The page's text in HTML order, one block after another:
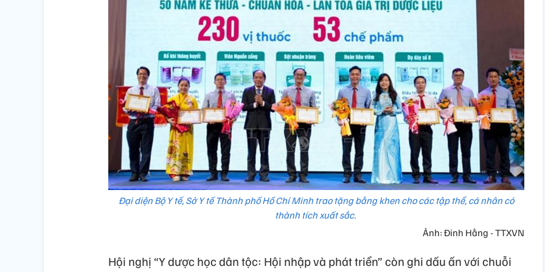
Đại diện Bộ Y tế, Sở Y tế Thành phố Hồ Chí Minh trao tặng bằng khen cho các tập thể, cá nhân có
thành tích xuất sắc.
Ảnh: Đinh Hằng - TTXVN
Hội nghị “Y dược học dân tộc: Hội nhập và phát triển” còn ghi dấu ấn với chuỗi